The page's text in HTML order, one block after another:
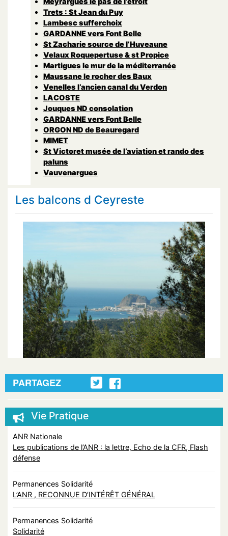
Trets : St Jean du Puy
Lambesc sufferchoix
GARDANNE vers Font Belle
St Zacharie source de l’Huveaune
Velaux Roquepertuse & st Propice
Martigues le mur de la méditerranée
Maussane le rocher des Baux
Venelles l’ancien canal du Verdon
LACOSTE
Jouques ND consolation
GARDANNE vers Font Belle
ORGON ND de Beauregard
MIMET
St Victoret musée de l’aviation et rando des
paluns
Vauvenargues
Les balcons d Ceyreste
PARTAGEZ
Vie Pratique
ANR Nationale
Les publications de l’ANR : la lettre, Echo de la CFR, Flash
défense
Permanences Solidarité
L’ANR , RECONNUE D’INTÉRÊT GÉNÉRAL
Permanences Solidarité
Solidarité